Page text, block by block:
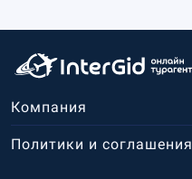
Компания
Политики и соглашения